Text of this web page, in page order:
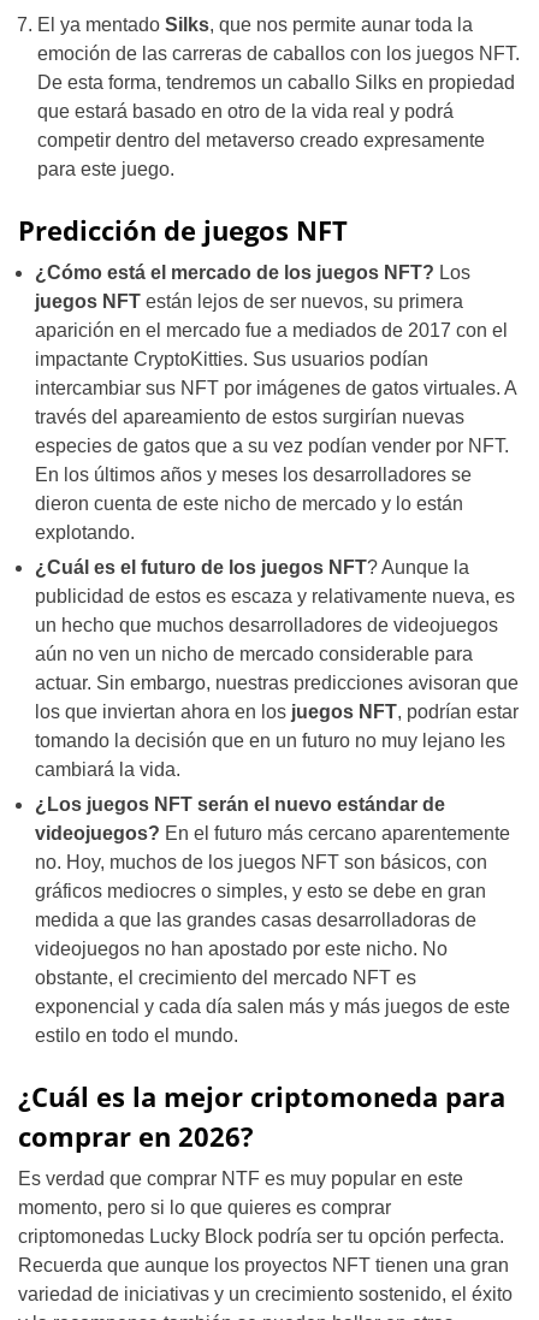
El ya mentado Silks, que nos permite aunar toda la
emoción de las carreras de caballos con los juegos NFT.
De esta forma, tendremos un caballo Silks en propiedad
que estará basado en otro de la vida real y podrá
competir dentro del metaverso creado expresamente
para este juego.
Predicción de juegos NFT
¿Cómo está el mercado de los juegos NFT? Los
juegos NFT están lejos de ser nuevos, su primera
aparición en el mercado fue a mediados de 2017 con el
impactante CryptoKitties. Sus usuarios podían
intercambiar sus NFT por imágenes de gatos virtuales. A
través del apareamiento de estos surgirían nuevas
especies de gatos que a su vez podían vender por NFT.
En los últimos años y meses los desarrolladores se
dieron cuenta de este nicho de mercado y lo están
explotando.
¿Cuál es el futuro de los juegos NFT? Aunque la
publicidad de estos es escaza y relativamente nueva, es
un hecho que muchos desarrolladores de videojuegos
aún no ven un nicho de mercado considerable para
actuar. Sin embargo, nuestras predicciones avisoran que
los que inviertan ahora en los juegos NFT, podrían estar
tomando la decisión que en un futuro no muy lejano les
cambiará la vida.
¿Los juegos NFT serán el nuevo estándar de
videojuegos? En el futuro más cercano aparentemente
no. Hoy, muchos de los juegos NFT son básicos, con
gráficos mediocres o simples, y esto se debe en gran
medida a que las grandes casas desarrolladoras de
videojuegos no han apostado por este nicho. No
obstante, el crecimiento del mercado NFT es
exponencial y cada día salen más y más juegos de este
estilo en todo el mundo.
¿Cuál es la mejor criptomoneda para
comprar en 2026?
Es verdad que comprar NTF es muy popular en este
momento, pero si lo que quieres es comprar
criptomonedas Lucky Block podría ser tu opción perfecta.
Recuerda que aunque los proyectos NFT tienen una gran
variedad de iniciativas y un crecimiento sostenido, el éxito